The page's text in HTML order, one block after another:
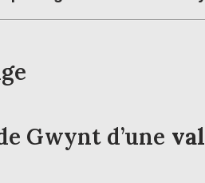
Gwynt d’une